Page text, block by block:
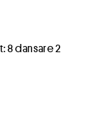
8 dansare 2